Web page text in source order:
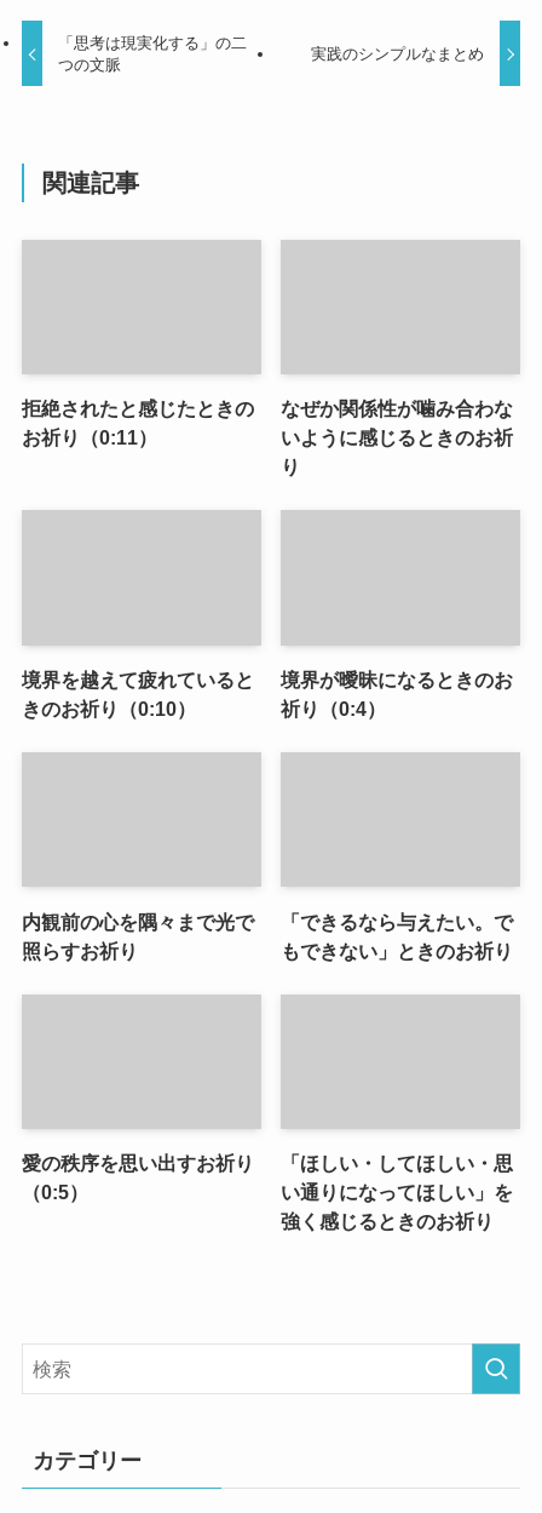
「思考は現実化する」の二
つの文脈
実践のシンプルなまとめ
関連記事
拒絶されたと感じたときの
お祈り（0:11）
なぜか関係性が噛み合わな
いように感じるときのお祈
り
境界を越えて疲れていると
きのお祈り（0:10）
境界が曖昧になるときのお
祈り（0:4）
内観前の心を隅々まで光で
照らすお祈り
「できるなら与えたい。で
もできない」ときのお祈り
愛の秩序を思い出すお祈り
（0:5）
「ほしい・してほしい・思
い通りになってほしい」を
強く感じるときのお祈り
カテゴリー